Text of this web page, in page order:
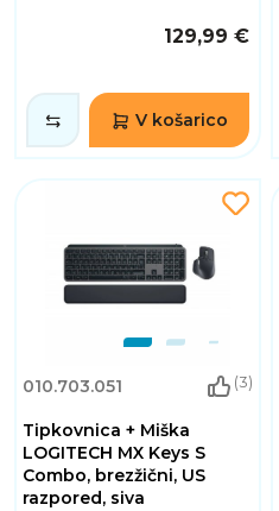
129,99 €
V košarico
010.703.051 (3)
Tipkovnica + Miška
LOGITECH MX Keys S
Combo, brezžični, US
razpored, siva